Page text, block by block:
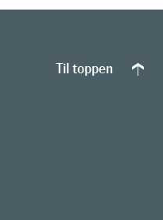
Til toppen